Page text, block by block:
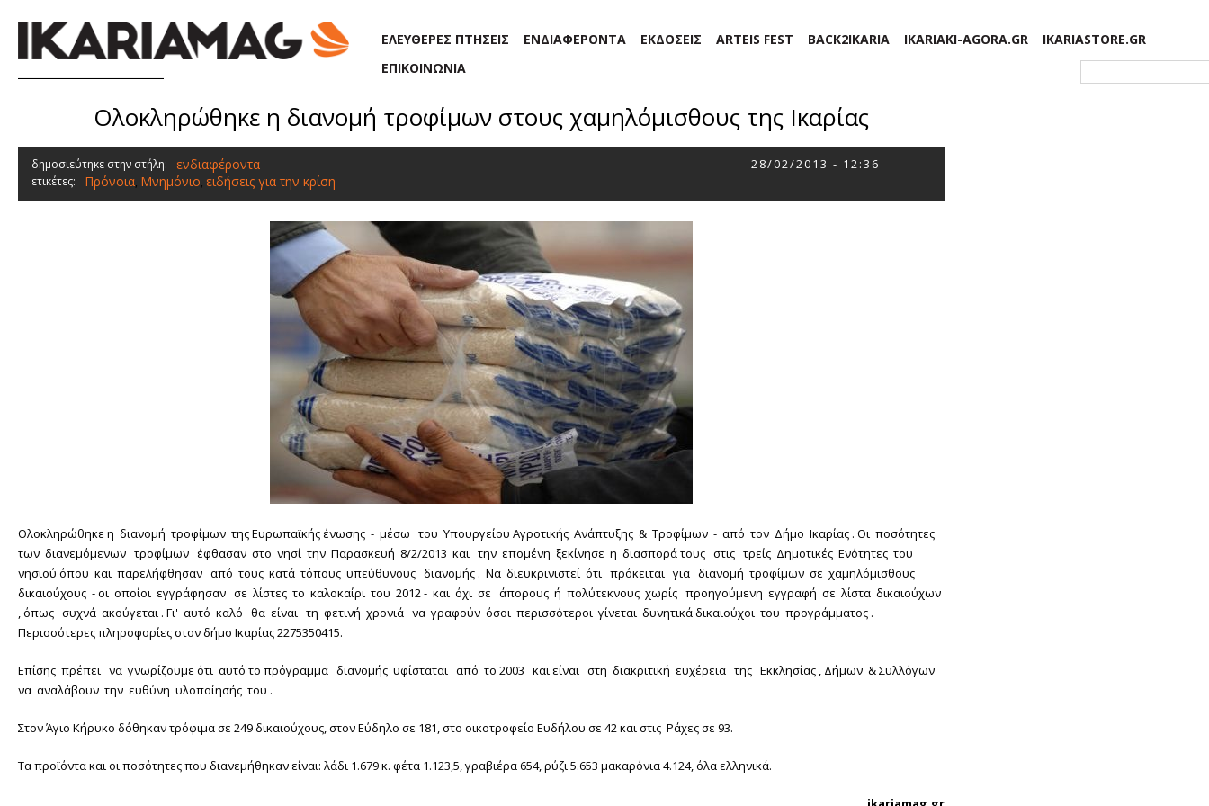
ΕΛΕΥΘΕΡΕΣ ΠΤΗΣΕΙΣ ΕΝΔΙΑΦΕΡΟΝΤΑ ΕΚΔΟΣΕΙΣ ARTEIS FEST BACK2IKARIA IKARIAKI-AGORA.GR
IKARIASTORE.GR
ΕΠΙΚΟΙΝΩΝΙΑ
Ολοκληρώθηκε η διανομή τροφίμων στους χαμηλόμισθους της Ικαρίας
δημοσιεύτηκε στην στήλη: ενδιαφέροντα 28/02/2013 - 12:36
ετικέτες: Πρόνοια, Μνημόνιο, ειδήσεις για την κρίση
Ολοκληρώθηκε η διανομή τροφίμων της Ευρωπαϊκής ένωσης - μέσω του Υπουργείου Αγροτικής Ανάπτυξης & Τροφίμων - από τον Δήμο Ικαρίας . Οι ποσότητες
των διανεμόμενων τροφίμων έφθασαν στο νησί την Παρασκευή 8/2/2013 και την επομένη ξεκίνησε η διασπορά τους στις τρείς Δημοτικές Ενότητες του
νησιού όπου και παρελήφθησαν από τους κατά τόπους υπεύθυνους διανομής . Να διευκρινιστεί ότι πρόκειται για διανομή τροφίμων σε χαμηλόμισθους
δικαιούχους - οι οποίοι εγγράφησαν σε λίστες το καλοκαίρι του 2012 - και όχι σε άπορους ή πολύτεκνους χωρίς προηγούμενη εγγραφή σε λίστα δικαιούχων
, όπως συχνά ακούγεται . Γι' αυτό καλό θα είναι τη φετινή χρονιά να γραφούν όσοι περισσότεροι γίνεται δυνητικά δικαιούχοι του προγράμματος .
Περισσότερες πληροφορίες στον δήμο Ικαρίας 2275350415.
Επίσης πρέπει να γνωρίζουμε ότι αυτό το πρόγραμμα διανομής υφίσταται από το 2003 και είναι στη διακριτική ευχέρεια της Εκκλησίας , Δήμων & Συλλόγων
να αναλάβουν την ευθύνη υλοποίησής του .
Στον Άγιο Κήρυκο δόθηκαν τρόφιμα σε 249 δικαιούχους, στον Εύδηλο σε 181, στο οικοτροφείο Ευδήλου σε 42 και στις Ράχες σε 93.
Τα προϊόντα και οι ποσότητες που διανεμήθηκαν είναι: λάδι 1.679 κ. φέτα 1.123,5, γραβιέρα 654, ρύζι 5.653 μακαρόνια 4.124, όλα ελληνικά.